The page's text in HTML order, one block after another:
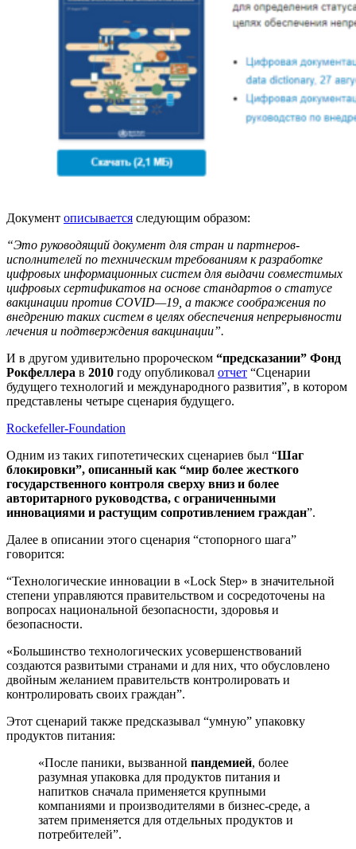
Документ описывается следующим образом:
“Это руководящий документ для стран и партнеров-
исполнителей по техническим требованиям к разработке
цифровых информационных систем для выдачи совместимых
цифровых сертификатов на основе стандартов о статусе
вакцинации против COVID—19, а также соображения по
внедрению таких систем в целях обеспечения непрерывности
лечения и подтверждения вакцинации”.
И в другом удивительно пророческом “предсказании” Фонд
Рокфеллера в 2010 году опубликовал отчет “Сценарии
будущего технологий и международного развития”, в котором
представлены четыре сценария будущего.
Rockefeller-Foundation
Одним из таких гипотетических сценариев был “Шаг
блокировки”, описанный как “мир более жесткого
государственного контроля сверху вниз и более
авторитарного руководства, с ограниченными
инновациями и растущим сопротивлением граждан”.
Далее в описании этого сценария “стопорного шага”
говорится:
“Технологические инновации в «Lock Step» в значительной
степени управляются правительством и сосредоточены на
вопросах национальной безопасности, здоровья и
безопасности.
«Большинство технологических усовершенствований
создаются развитыми странами и для них, что обусловлено
двойным желанием правительств контролировать и
контролировать своих граждан”.
Этот сценарий также предсказывал “умную” упаковку
продуктов питания:
«После паники, вызванной пандемией, более
разумная упаковка для продуктов питания и
напитков сначала применяется крупными
компаниями и производителями в бизнес-среде, а
затем применяется для отдельных продуктов и
потребителей”.